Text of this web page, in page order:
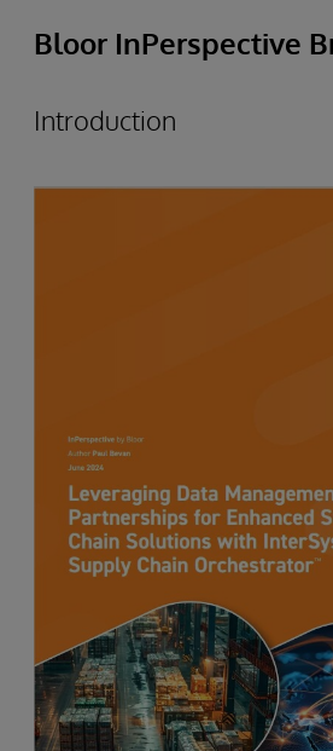
Bloor InPerspective
Introduction